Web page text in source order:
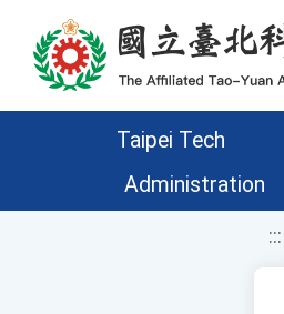
移至網頁之主要內容區位置
Taipei Tech
Administration
:::